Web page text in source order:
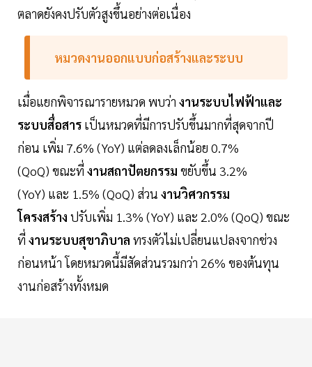
ตลาดยังคงปรับตัวสูงขึ้นอย่างต่อเนื่อง
หมวดงานออกแบบก่อสร้างและระบบ
เมื่อแยกพิจารณารายหมวด พบว่า งานระบบไฟฟ้าและ
ระบบสื่อสาร เป็นหมวดที่มีการปรับขึ้นมากที่สุดจากปี
ก่อน เพิ่ม 7.6% (YoY) แต่ลดลงเล็กน้อย 0.7%
(QoQ) ขณะที่ งานสถาปัตยกรรม ขยับขึ้น 3.2%
(YoY) และ 1.5% (QoQ) ส่วน งานวิศวกรรม
โครงสร้าง ปรับเพิ่ม 1.3% (YoY) และ 2.0% (QoQ) ขณะ
ที่ งานระบบสุขาภิบาล ทรงตัวไม่เปลี่ยนแปลงจากช่วง
ก่อนหน้า โดยหมวดนี้มีสัดส่วนรวมกว่า 26% ของต้นทุน
งานก่อสร้างทั้งหมด